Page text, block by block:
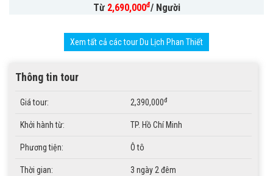
Từ 2,690,000đ/ Người
Xem tất cả các tour Du Lịch Phan Thiết
Thông tin tour
Giá tour: 2,390,000đ
Khởi hành từ: TP. Hồ Chí Minh
Phương tiện: Ô tô
Thời gian: 3 ngày 2 đêm